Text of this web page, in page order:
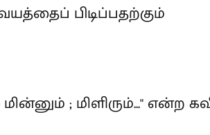
பிடிப்பதற்கும்
; மிளிரும்..." என்ற